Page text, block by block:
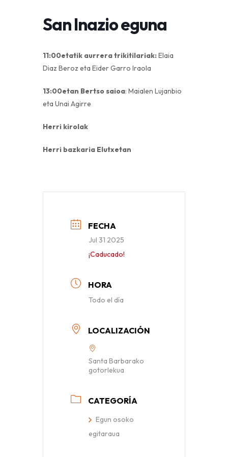
San Inazio eguna
11:00etatik aurrera trikitilariak:Elaia
Diaz Beroz eta Eider Garro Iraola
13:00etan Bertso saioa: Maialen Lujanbio
eta Unai Agirre
Herri kirolak
Herri bazkaria Elutxetan
FECHA
Jul 31 2025
¡Caducado!
HORA
Todo el día
LOCALIZACIÓN
Santa Barbarako
gotorlekua
CATEGORÍA
Egun osoko
egitaraua